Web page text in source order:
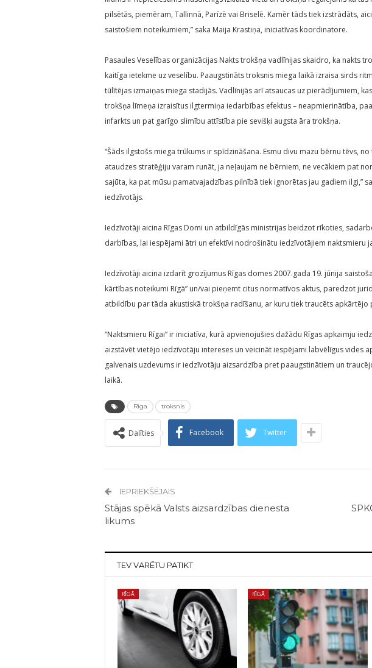
pilsētās, piemēram, Tallinnā, Parīzē vai Briselē. Kamēr tāds tiek izstrādāts,
saistošiem noteikumiem,” saka Maija Krastiņa, iniciatīvas koordinatore.
Pasaules Veselības organizācijas Nakts trokšņa vadlīnijas skaidro, ka nakts
kaitīga ietekme uz veselību. Paaugstināts troksnis miega laikā izraisa sirds
tūlītējas izmaiņas miega stadijās. Vadlīnijās arī atsaucas uz pierādījumiem,
trokšņa līmeņa izraisītus ilgtermiņa iedarbības efektus – neapmierinātība,
infarkts un pat garīgo slimību attīstība pie sevišķi augsta āra trokšņa.
“Šāds ilgstošs miega trūkums ir spīdzināšana. Esmu divu mazu bērnu tēvs,
ataudzes stratēģiju varam runāt, ja neļaujam ne bērniem, ne vecākiem pat
sajūta, ka pat mūsu pamatvajadzības pilnībā tiek ignorētas jau gadiem ilgi,”
iedzīvotājs.
Iedzīvotāji aicina Rīgas Domi un atbildīgās ministrijas beidzot rīkoties,
darbības, lai iespējami ātri un efektīvi nodrošinātu iedzīvotājiem naktsmieru
Iedzīvotāji aicina izdarīt grozījumus Rīgas domes 2007.gada 19. jūnija
kārtības noteikumi Rīgā” un/vai pieņemt citus normatīvos aktus, paredzot
atbildību par tāda akustiskā trokšņa radīšanu, ar kuru tiek traucēts
“Naktsmieru Rīgai” ir iniciatīva, kurā apvienojušies dažādu Rīgas apkaimju
aizstāvēt vietējo iedzīvotāju intereses un veicināt iespējami labvēlīgus vides
galvenais uzdevums ir iedzīvotāju aizsardzība pret paaugstinātiem un
laikā.
Rīga troksnis
Dalīties Facebook Twitter
IEPRIEKŠĒJAIS
Stājas spēkā Valsts aizsardzības dienesta
likums
TEV VARĒTU PATIKT
RĪGĀ RĪGĀ